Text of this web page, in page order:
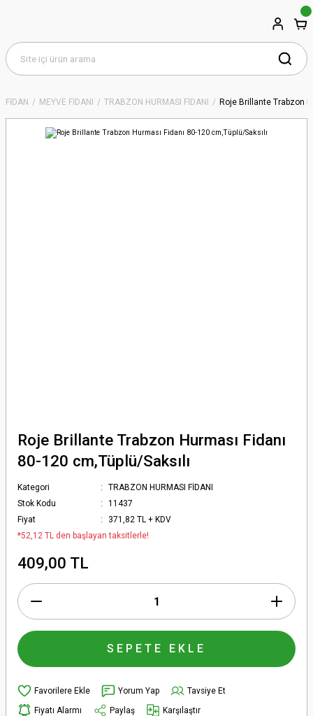
FİDAN MEYVE FİDANI TRABZON HURMASI FİDANI Roje Brillante Trabzon
Roje Brillante Trabzon Hurması Fidanı
80-120 cm,Tüplü/Saksılı
Kategori
TRABZON HURMASI FİDANI
Stok Kodu
11437
Fiyat
371,82 TL + KDV
*52,12 TL den başlayan taksitlerle!
409,00 TL
SEPETE EKLE
Yorum Yap
Tavsiye Et
Fiyatı Alarmı
Paylaş Karşılaştır